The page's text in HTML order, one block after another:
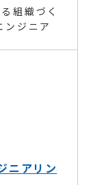
組織づく
ンジニア
ニアリン